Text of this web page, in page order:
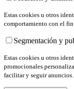
Estas cookies u otros
comportamiento con el fin
Segmentación y
Estas cookies u otros
promocionales
facilitar y seguir anuncios.